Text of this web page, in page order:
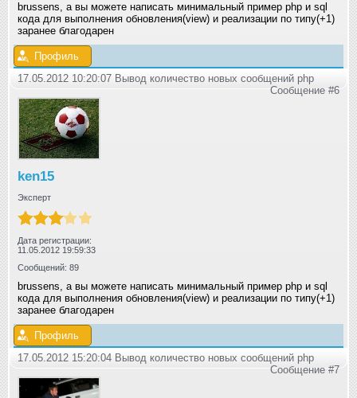
brussens, а вы можете написать минимальный пример php и sql
кода для выполнения обновления(view) и реализации по типу(+1)
заранее благодарен
Профиль
17.05.2012 10:20:07 Вывод количество новых сообщений php
Сообщение #6
ken15
Эксперт
Дата регистрации:
11.05.2012 19:59:33
Сообщений: 89
brussens, а вы можете написать минимальный пример php и sql
кода для выполнения обновления(view) и реализации по типу(+1)
заранее благодарен
Профиль
17.05.2012 15:20:04 Вывод количество новых сообщений php
Сообщение #7